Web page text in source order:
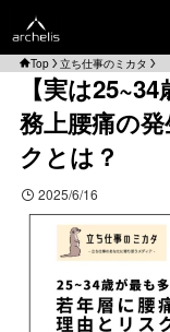
Top 立ち仕事のミカタ
【実は
務上腰痛の
クとは？
2025/6/16